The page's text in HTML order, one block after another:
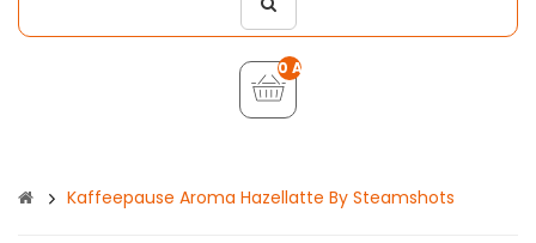
0 Artikel - €0,00
Kaffeepause Aroma Hazellatte By Steamshots